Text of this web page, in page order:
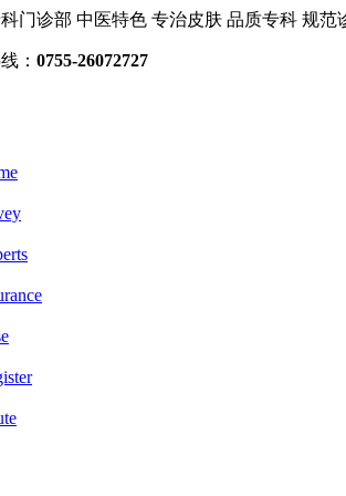
门诊部 中医特色 专治皮肤 品质专科 规
： 0755-26072727